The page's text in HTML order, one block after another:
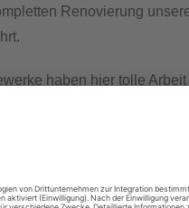
Renovierung
haben hier tolle Arbeit